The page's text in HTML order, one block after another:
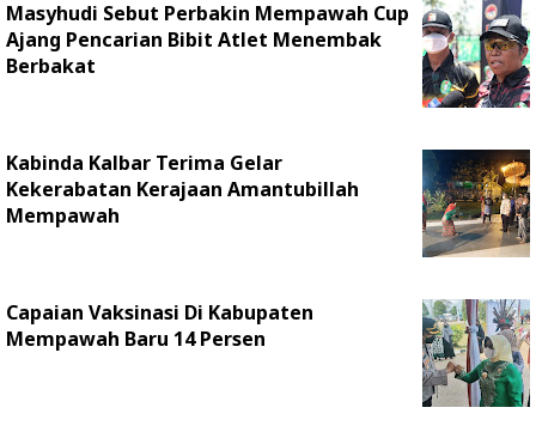
Masyhudi Sebut Perbakin Mempawah Cup
Ajang Pencarian Bibit Atlet Menembak
Berbakat
Kabinda Kalbar Terima Gelar
Kekerabatan Kerajaan Amantubillah
Mempawah
Capaian Vaksinasi Di Kabupaten
Mempawah Baru 14 Persen